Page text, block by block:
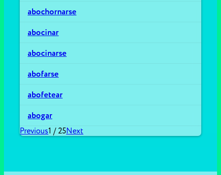
abochornarse
abocinar
abocinarse
abofarse
abofetear
abogar
Previous1 / 25Next